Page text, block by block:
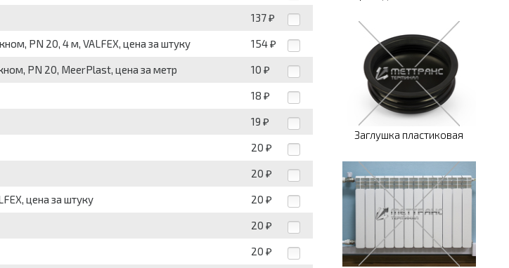
137 ₽
PN 20, 4 м, VALFEX, цена за штуку 154 ₽
PN 20, MeerPlast, цена за метр 10 ₽
18 ₽
19 ₽
20 ₽
20 ₽
цена за штуку 20 ₽
20 ₽
20 ₽
Заглушка пластиковая